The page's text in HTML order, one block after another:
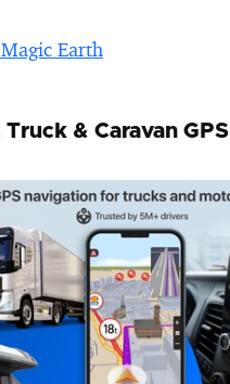
Earth
Truck & Caravan GPS